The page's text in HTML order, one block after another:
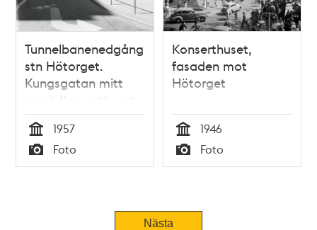
Tunnelbanenedgång
stn Hötorget.
Kungsgatan mitt
emot Konserthuset
Tid
1957
Typ
Foto
Konserthuset,
fasaden mot
Hötorget
Tid
1946
Typ
Foto
TidigareNästa